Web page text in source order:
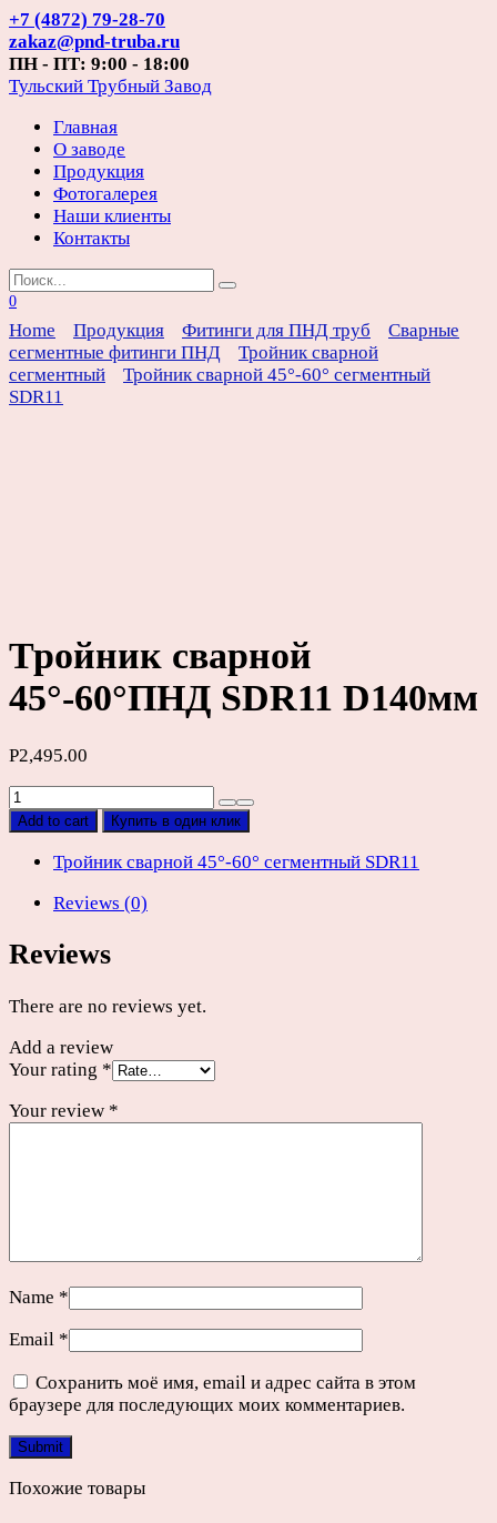
Перейти
к
содержанию
+7 (4872) 79-28-70
zakaz@pnd-truba.ru
ПН - ПТ: 9:00 - 18:00
Тульский Трубный Завод
Главная
О заводе
Продукция
Фотогалерея
Наши клиенты
Контакты
Search
for:
0
Home Продукция Фитинги для ПНД труб
Сварные
сегментные фитинги ПНД
Тройник сварной
сегментный
Тройник сварной 45°-60° сегментный
SDR11
Тройник сварной
45°-60°ПНД SDR11 D140мм
Р2,495.00
Тройник
сварной
SDR11
quantity
Add to cart Купить в один клик
Тройник сварной 45°-60° сегментный SDR11
Reviews (0)
Reviews
There are no reviews yet.
Add a review
Your rating *
Your review *
Name *
Email *
Сохранить моё имя, email и адрес сайта в этом
браузере для последующих моих комментариев.
Похожие товары